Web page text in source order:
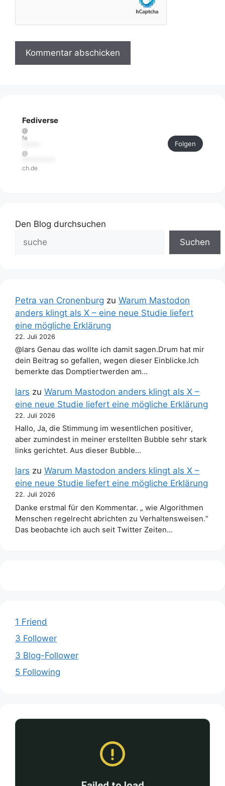
Fediverse
@
fe
@
ch.de
Folgen
Den Blog durchsuchen
Suchen
Petra van Cronenburg zu Warum Mastodon
anders klingt als X – eine neue Studie liefert
eine mögliche Erklärung
22. Juli 2026
@lars Genau das wollte ich damit sagen.Drum hat mir
dein Beitrag so gefallen, wegen dieser Einblicke.Ich
bemerkte das Domptiertwerden am…
lars zu Warum Mastodon anders klingt als X –
eine neue Studie liefert eine mögliche Erklärung
22. Juli 2026
Hallo, Ja, die Stimmung im wesentlichen positiver,
aber zumindest in meiner erstellten Bubble sehr stark
links gerichtet. Aus dieser Bubble…
lars zu Warum Mastodon anders klingt als X –
eine neue Studie liefert eine mögliche Erklärung
22. Juli 2026
Danke erstmal für den Kommentar. „ wie Algorithmen
Menschen regelrecht abrichten zu Verhaltensweisen.“
Das beobachte ich auch seit Twitter Zeiten…
1 Friend
3 Follower
3 Blog-Follower
5 Following